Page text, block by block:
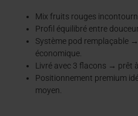
Mix fruits rouges
Profil équilibré entre
Système pod remplaçable
économique.
Livré avec 3 flacons → prêt à
Positionnement premium
moyen.